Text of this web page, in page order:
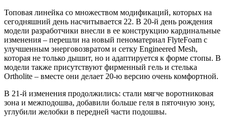
Топовая линейка со множеством модификаций, которых на
сегодняшний день насчитывается 22. В 20-й день рождения
модели разработчики внесли в ее конструкцию кардинальные
изменения – перешли на новый пеноматериал FlyteFoam с
улучшенным энерговозвратом и сетку Engineered Mesh,
которая не только дышит, но и адаптируется к форме стопы. В
модели также присутствуют фирменный гель и стелька
Ortholite – вместе они делает 20-ю версию очень комфортной.
В 21-й изменения продолжились: стали мягче воротниковая
зона и межподошва, добавили больше геля в пяточную зону,
углубили желобки в передней части подошвы.